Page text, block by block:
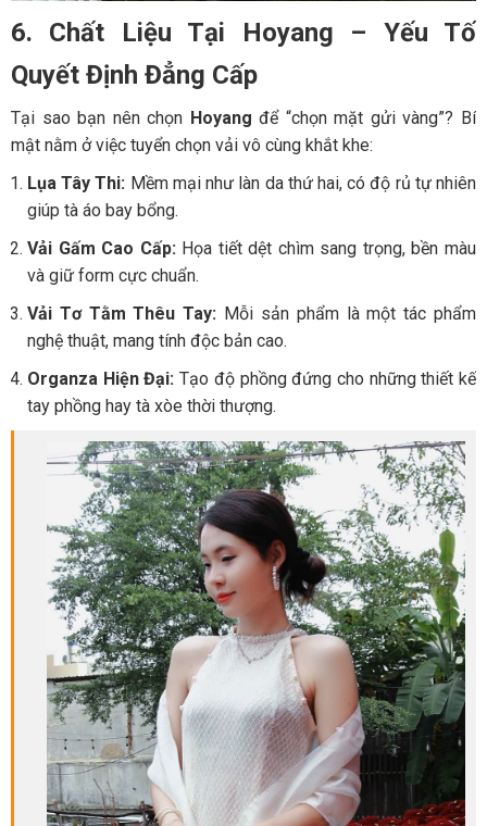
6. Chất Liệu Tại Hoyang – Yếu Tố
Quyết Định Đẳng Cấp
Tại sao bạn nên chọn Hoyang để “chọn mặt gửi vàng”? Bí
mật nằm ở việc tuyển chọn vải vô cùng khắt khe:
Lụa Tây Thi: Mềm mại như làn da thứ hai, có độ rủ tự nhiên
giúp tà áo bay bổng.
Vải Gấm Cao Cấp: Họa tiết dệt chìm sang trọng, bền màu
và giữ form cực chuẩn.
Vải Tơ Tằm Thêu Tay: Mỗi sản phẩm là một tác phẩm
nghệ thuật, mang tính độc bản cao.
Organza Hiện Đại: Tạo độ phồng đứng cho những thiết kế
tay phồng hay tà xòe thời thượng.